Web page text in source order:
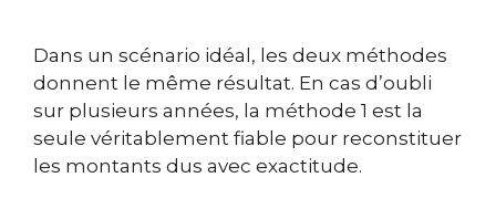
Dans un scénario idéal, les deux méthodes
donnent le même résultat. En cas d’oubli
sur plusieurs années, la méthode 1 est la
seule véritablement fiable pour reconstituer
les montants dus avec exactitude.